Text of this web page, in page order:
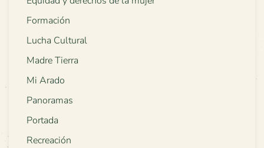
Formación
Lucha Cultural
Madre Tierra
Mi Arado
Panoramas
Portada
Recreación